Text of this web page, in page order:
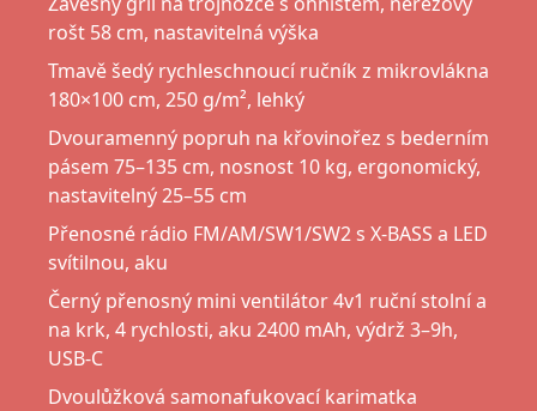
rošt 58 cm, nastavitelná výška
Tmavě šedý rychleschnoucí ručník z mikrovlákna
180×100 cm, 250 g/m², lehký
Dvouramenný popruh na křovinořez s bederním
pásem 75–135 cm, nosnost 10 kg, ergonomický,
nastavitelný 25–55 cm
Přenosné rádio FM/AM/SW1/SW2 s X-BASS a LED
svítilnou, aku
Černý přenosný mini ventilátor 4v1 ruční stolní a
na krk, 4 rychlosti, aku 2400 mAh, výdrž 3–9h,
USB-C
Dvoulůžková samonafukovací karimatka